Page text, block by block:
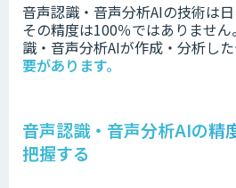
音声認識・音声分析AIの技術は
その精度は100％ではありませ
識・音声分析AIが作成・分析した
要があります。
音声認識・音声分析AIの精
把握する